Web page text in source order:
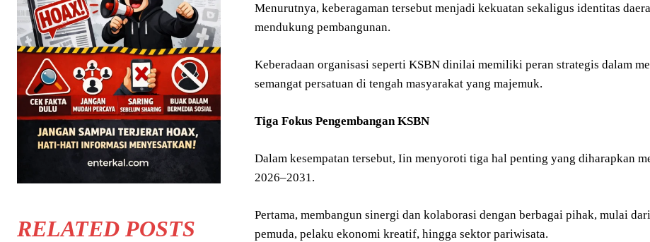
RELATED POSTS
Menurutnya, keberagaman tersebut menjadi kekuatan sekaligus identitas
mendukung pembangunan.
Keberadaan organisasi seperti KSBN dinilai memiliki peran strategis dalam
semangat persatuan di tengah masyarakat yang majemuk.
Tiga Fokus Pengembangan KSBN
Dalam kesempatan tersebut, Iin menyoroti tiga hal penting yang diharapkan
2026–2031.
Pertama, membangun sinergi dan kolaborasi dengan berbagai pihak, mulai
pemuda, pelaku ekonomi kreatif, hingga sektor pariwisata.